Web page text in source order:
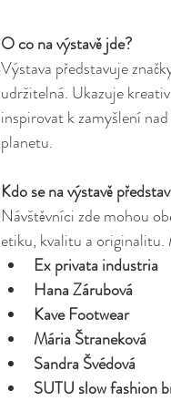
O co na výstavě jde?
Výstava představuje
udržitelná. Ukazuje
inspirovat k zamyšlení
planetu.
Kdo se na výstavě
Návštěvníci zde mohou
etiku, kvalitu a originalitu.
Ex privata industria
Hana Zárubová
Kave Footwear
Mária Štraneková
Sandra Švédová
SUTU slow fashion